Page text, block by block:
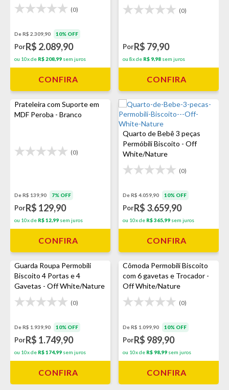
(0)
De R$ 2.309,90 10% OFF
PorR$ 2.089,90
ou 10x de R$ 208,99 sem juros
CONFIRA
(0)
PorR$ 79,90
ou 8x de R$ 9,98 sem juros
CONFIRA
Prateleira com Suporte em
MDF Peroba - Branco
(0)
De R$ 139,90 7% OFF
PorR$ 129,90
ou 10x de R$ 12,99 sem juros
CONFIRA
Quarto de Bebê 3 peças
Permóbili Biscoito - Off
White/Nature
(0)
De R$ 4.059,90 10% OFF
PorR$ 3.659,90
ou 10x de R$ 365,99 sem juros
CONFIRA
Guarda Roupa Permobili
Biscoito 4 Portas e 4
Gavetas - Off White/Nature
(0)
De R$ 1.939,90 10% OFF
PorR$ 1.749,90
ou 10x de R$ 174,99 sem juros
CONFIRA
Cômoda Permobili Biscoito
com 6 gavetas e Trocador -
Off White/Nature
(0)
De R$ 1.099,90 10% OFF
PorR$ 989,90
ou 10x de R$ 98,99 sem juros
CONFIRA